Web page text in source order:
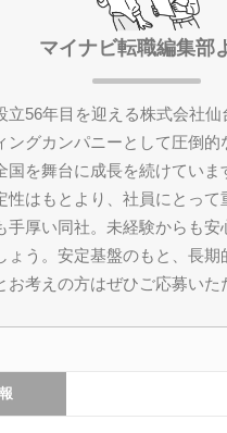
マイナビ転職編集部
立56年目を迎える株式会社仙
ングカンパニーとして圧倒的
国を舞台に成長を続けていま
性はもとより、社員にとって
手厚い同社。未経験からも安
ょう。安定基盤のもと、長期
お考えの方はぜひご応募いた